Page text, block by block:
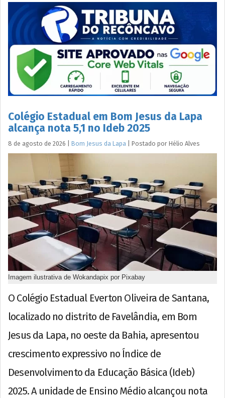
Colégio Estadual em Bom Jesus da Lapa
alcança nota 5,1 no Ideb 2025
8 de agosto de 2026 Bom Jesus da Lapa Postado por Hélio Alves
Imagem ilustrativa de Wokandapix por Pixabay
O Colégio Estadual Everton Oliveira de Santana,
localizado no distrito de Favelândia, em Bom
Jesus da Lapa, no oeste da Bahia, apresentou
crescimento expressivo no Índice de
Desenvolvimento da Educação Básica (Ideb)
2025. A unidade de Ensino Médio alcançou nota